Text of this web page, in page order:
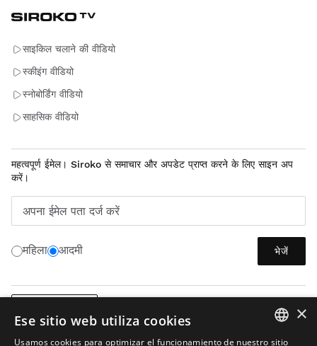
साइकिल चलाने की वीडियो
स्कीइंग वीडियो
स्नोबोर्डिंग वीडियो
साहसिक वीडियो
महत्वपूर्ण ईमेल। Siroko से समाचार और अपडेट प्राप्त करने के लिए साइन अप
करें।
अपना ईमेल पता दर्ज करें
महिला आदमी भेजें
×
Ese sitio web utiliza cookies
Usamos cookies para optimizar el funcionamiento de nuestro sitio